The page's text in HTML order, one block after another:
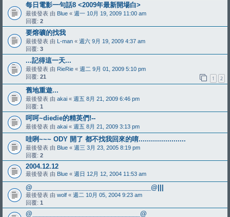
每日電影一句話8 <2009年最新開場白>
最後發表 由 Blue « 週一 10月 19, 2009 11:00 am
回覆: 2
要熔礦的找我
最後發表 由 L-man « 週六 9月 19, 2009 4:37 am
回覆: 3
...記得這一天...
最後發表 由 RieRie « 週二 9月 01, 2009 5:10 pm
回覆: 21 1 2
舊地重遊...
最後發表 由 akai « 週五 8月 21, 2009 6:46 pm
回覆: 1
呵呵~diedie的精英們!--
最後發表 由 akai « 週五 8月 21, 2009 3:13 pm
哇咧~~~ ODY 開了 都不找我回來的唷.......................
最後發表 由 Blue « 週三 3月 23, 2005 8:19 pm
回覆: 2
2004.12.12
最後發表 由 Blue « 週日 12月 12, 2004 11:53 am
@_________________________________@|||
最後發表 由 wolf « 週二 10月 05, 2004 9:23 am
回覆: 1
@______________________________@